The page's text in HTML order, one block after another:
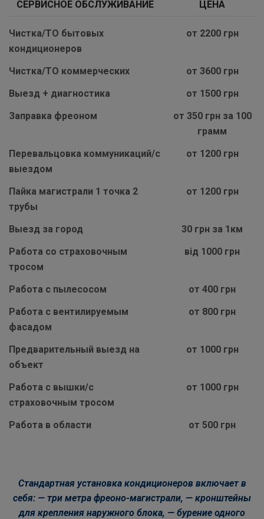
СЕРВИСНОЕ ОБСЛУЖИВАНИЕ ЦЕНА
Чистка/ТО бытовых
кондиционеров
от 2200 грн
Чистка/ТО коммерческих
от 3600 грн
Выезд + диагностика
от 1500 грн
Заправка фреоном
от 350 грн за 100
грамм
Перевальцовка коммуникаций/с
выездом
от 1200 грн
Пайка магистрали 1 точка 2
трубы
от 1200 грн
Выезд за город
30 грн за 1км
Работа со страховочным
тросом
від 1000 грн
Работа с пылесосом
от 400 грн
Работа с вентилируемым
фасадом
от 800 грн
Предварительный выезд на
объект
от 1000 грн
Работа с вышки/с
страховочным тросом
от 1000 грн
Работа в области от 500 грн
Стандартная установка кондиционеров включает в
себя: — три метра фреоно-магистрали, — кронштейны
для крепления наружного блока, — бурение одного